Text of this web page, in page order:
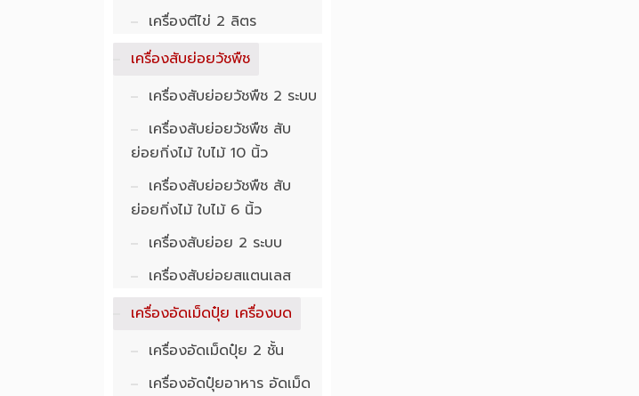
เครื่องตีไข่ 2 ลิตร
เครื่องสับย่อยวัชพืช
เครื่องสับย่อยวัชพืช 2 ระบบ
เครื่องสับย่อยวัชพืช สับ
ย่อยกิ่งไม้ ใบไม้ 10 นิ้ว
เครื่องสับย่อยวัชพืช สับ
ย่อยกิ่งไม้ ใบไม้ 6 นิ้ว
เครื่องสับย่อย 2 ระบบ
เครื่องสับย่อยสแตนเลส
เครื่องอัดเม็ดปุ๋ย เครื่องบด
เครื่องอัดเม็ดปุ๋ย 2 ชั้น
เครื่องอัดปุ๋ยอาหาร อัดเม็ด